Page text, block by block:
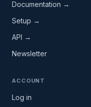
Documentation →
Setup →
API →
Newsletter
ACCOUNT
Log in